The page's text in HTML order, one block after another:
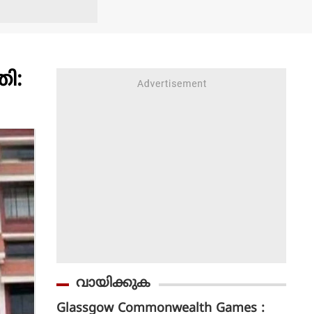
വായിക്കുക
Glassgow Commonwealth Games :